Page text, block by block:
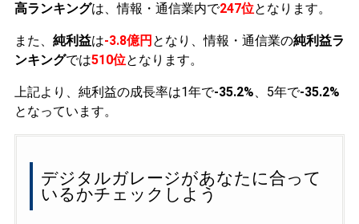
高ランキングは、情報・通信業内で247位となります。
また、 純利益は-3.8億円 となり、情報・通信業の純利益ラ
ンキングでは510位となります。
上記より、純利益の成長率は1年で-35.2%、5年で-35.2%
となっています。
デジタルガレージがあなたに合って
いるかチェックしよう